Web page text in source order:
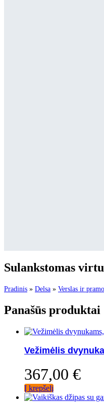
Sulankstomas
Pradinis » Delsa » Verslas ir
Panašūs produktai
Vežimėlis
367,00 €
Į krepšelį